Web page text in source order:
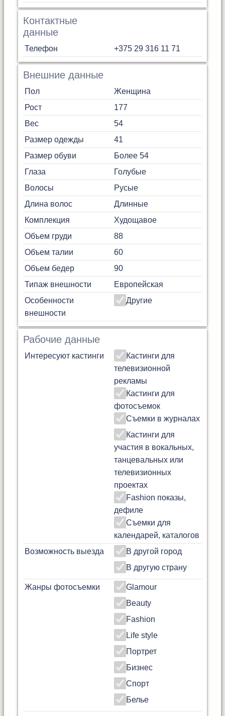
Контактные
данные
Телефон +375 29 316 11 71
Внешние данные
Пол
Женщина
Рост
177
Вес
54
Размер одежды
41
Размер обуви
Более 54
Глаза
Голубые
Волосы
Русые
Длина волос
Длинные
Комплекция
Худощавое
Объем груди
88
Объем талии
60
Объем бедер
90
Типаж внешности
Европейская
Особенности
внешности
Другие
Рабочие данные
Интересуют кастинги
Кастинги для
телевизионной
рекламы
Кастинги для
фотосъемок
Съемки в журналах
Кастинги для
участия в вокальных,
танцевальных или
телевизионных
проектах
Fashion показы,
дефиле
Съемки для
календарей, каталогов
Возможность выезда
В другой город
В другую страну
Жанры фотосъемки
Glamour
Beauty
Fashion
Life style
Портрет
Бизнес
Спорт
Белье